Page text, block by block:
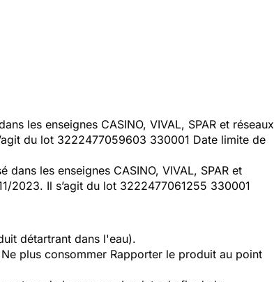
les enseignes CASINO, VIVAL, SPAR et réseaux
du lot 3222477059603 330001 Date limite de
les enseignes CASINO, VIVAL, SPAR et
2023. Il s’agit du lot 3222477061255 330001
détartrant dans l'eau).
plus consommer Rapporter le produit au point